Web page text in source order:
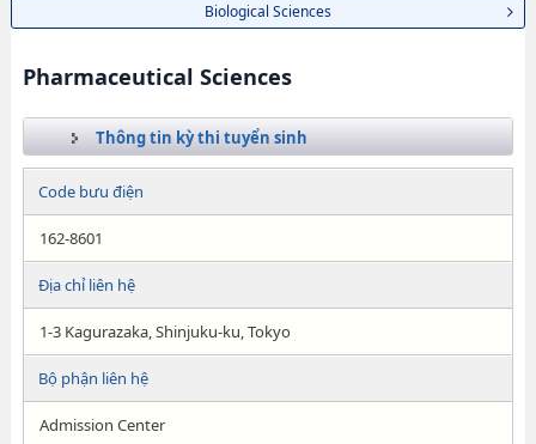
Biological Sciences
Pharmaceutical Sciences
Thông tin kỳ thi tuyển sinh
Code bưu điện
162-8601
Địa chỉ liên hệ
1-3 Kagurazaka, Shinjuku-ku, Tokyo
Bộ phận liên hệ
Admission Center